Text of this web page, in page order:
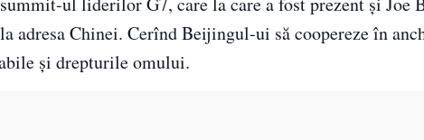
adresa Chinei. Cerînd Beijingul-ui să coopereze în
și drepturile omului.